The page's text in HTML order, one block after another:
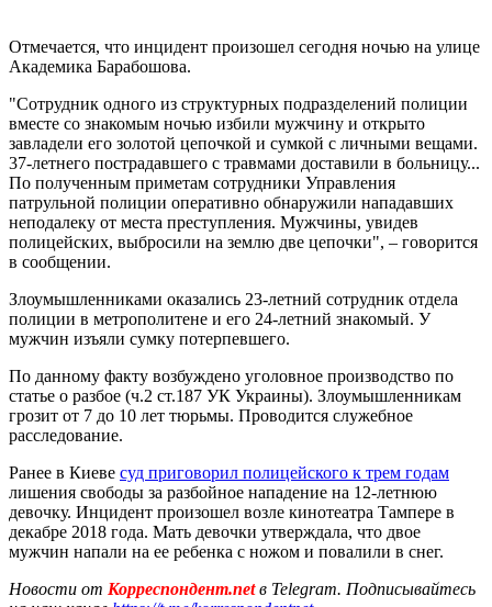
Отмечается, что инцидент произошел сегодня ночью на улице
Академика Барабошова.
"Сотрудник одного из структурных подразделений полиции
вместе со знакомым ночью избили мужчину и открыто
завладели его золотой цепочкой и сумкой с личными вещами.
37-летнего пострадавшего с травмами доставили в больницу...
По полученным приметам сотрудники Управления
патрульной полиции оперативно обнаружили нападавших
неподалеку от места преступления. Мужчины, увидев
полицейских, выбросили на землю две цепочки", – говорится
в сообщении.
Злоумышленниками оказались 23-летний сотрудник отдела
полиции в метрополитене и его 24-летний знакомый. У
мужчин изъяли сумку потерпевшего.
По данному факту возбуждено уголовное производство по
статье о разбое (ч.2 ст.187 УК Украины). Злоумышленникам
грозит от 7 до 10 лет тюрьмы. Проводится служебное
расследование.
Ранее в Киеве суд приговорил полицейского к трем годам
лишения свободы за разбойное нападение на 12-летнюю
девочку. Инцидент произошел возле кинотеатра Тампере в
декабре 2018 года. Мать девочки утверждала, что двое
мужчин напали на ее ребенка с ножом и повалили в снег.
Новости от Корреспондент.netв Telegram. Подписывайтесь